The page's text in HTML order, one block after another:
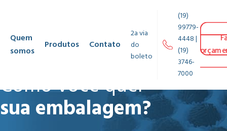
Quem
somos
Produtos Contato
2a via
do
boleto
(19)
99779-
4448 |
(19)
3746-
7000
Como você quer
sua embalagem?